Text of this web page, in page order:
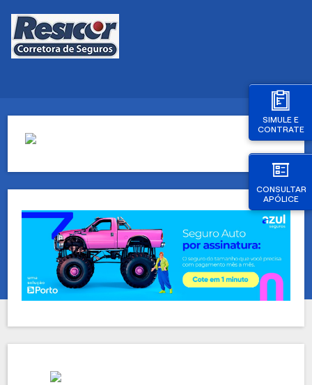
SIMULE E
CONTRATE
CONSULTAR
APÓLICE